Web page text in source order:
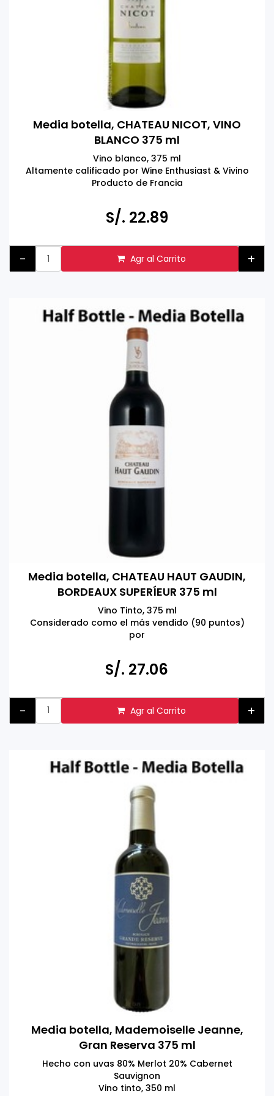
Media botella, CHATEAU NICOT, VINO
BLANCO 375 ml
Vino blanco, 375 ml
Altamente calificado por Wine Enthusiast & Vivino
Producto de Francia
Prohibida la venta a menores de 18 años.
S/. 22.89
- Agr al Carrito +
Media botella, CHATEAU HAUT GAUDIN,
BORDEAUX SUPERÍEUR 375 ml
Vino Tinto, 375 ml
Considerado como el más vendido (90 puntos)
por
Producto de Burdeos, Francia.
Tomar bebidas alcohólicas en exceso es dañino
S/. 27.06
- Agr al Carrito +
Media botella, Mademoiselle Jeanne,
Gran Reserva 375 ml
Hecho con uvas 80% Merlot 20% Cabernet
Sauvignon
Vino tinto, 350 ml